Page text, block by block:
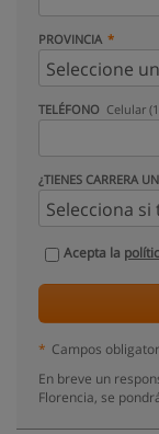
PROVINCIA
TELÉFONO Celular
¿TIENES CARRERA
Acepta la
* Campos
En breve un
Florencia, se